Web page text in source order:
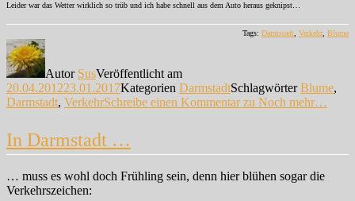
Leider war das Wetter wirklich so trüb und ich habe schnell aus dem Auto heraus geknipst…
Tags: Darmstadt, Verkehr, Blume
Autor SusVeröffentlicht am
20.04.201223.01.2017Kategorien DarmstadtSchlagwörterBlume,
Darmstadt, VerkehrSchreibe einen Kommentarzu Noch mehr…
In Darmstadt …
… muss es wohl doch Frühling sein, denn hier blühen sogar die
Verkehrszeichen: